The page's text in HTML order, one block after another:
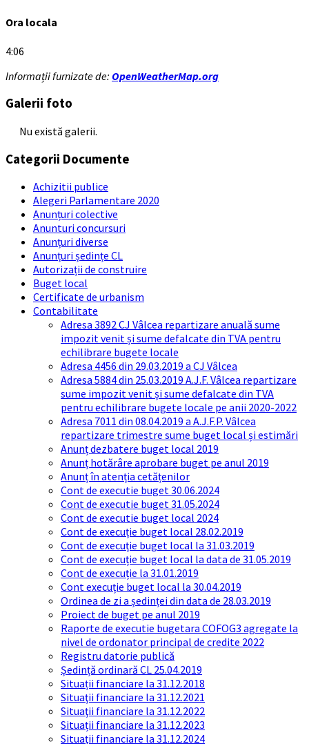
Ora locala
4:06
Informații furnizate de: OpenWeatherMap.org
Galerii foto
Nu există galerii.
Categorii Documente
Achizitii publice
Alegeri Parlamentare 2020
Anunțuri colective
Anunturi concursuri
Anunțuri diverse
Anunțuri ședințe CL
Autorizații de construire
Buget local
Certificate de urbanism
Contabilitate
Adresa 3892 CJ Vâlcea repartizare anuală sume
impozit venit și sume defalcate din TVA pentru
echilibrare bugete locale
Adresa 4456 din 29.03.2019 a CJ Vâlcea
Adresa 5884 din 25.03.2019 A.J.F. Vâlcea repartizare
sume impozit venit și sume defalcate din TVA
pentru echilibrare bugete locale pe anii 2020-2022
Adresa 7011 din 08.04.2019 a A.J.F.P. Vâlcea
repartizare trimestre sume buget local și estimări
Anunț dezbatere buget local 2019
Anunț hotărâre aprobare buget pe anul 2019
Anunț în atenția cetățenilor
Cont de executie buget 30.06.2024
Cont de executie buget 31.05.2024
Cont de executie buget local 2024
Cont de execuție buget local 28.02.2019
Cont de execuție buget local la 31.03.2019
Cont de execuție buget local la data de 31.05.2019
Cont de execuție la 31.01.2019
Cont execuție buget local la 30.04.2019
Ordinea de zi a ședinței din data de 28.03.2019
Proiect de buget pe anul 2019
Raporte de executie bugetara COFOG3 agregate la
nivel de ordonator principal de credite 2022
Registru datorie publică
Ședință ordinară CL 25.04.2019
Situații financiare la 31.12.2018
Situaţii financiare la 31.12.2021
Situaţii financiare la 31.12.2022
Situații financiare la 31.12.2023
Situaţii financiare la 31.12.2024